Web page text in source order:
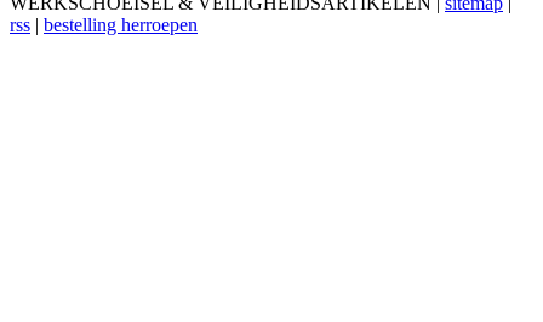
rss | bestelling herroepen